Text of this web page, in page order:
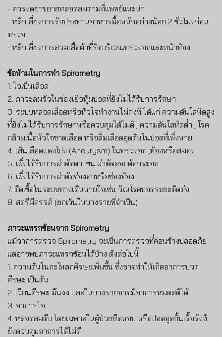
- ควรงดยาขยายหลอดลมตามที่แพทย์แนะนำ
- หลีกเลี่ยงการรับประทานอาหารมื้อหนักอย่างน้อย 2 ชั่วโมงก่อน
ตรวจ
- หลีกเลี่ยงการสวมเสื้อผ้าที่รัดบริเวณทรวงอกและหน้าท้อง
ข้อห้ามในการทำ Spirometry
1. ไอเป็นเลือด
2. ภาวะลมรั่วในช่องเยื่อหุ้มปอดที่ยังไม่ได้รับการรักษา
3. ระบบหลอดเลือดหรือหัวใจทำงานไม่คงที่ ได้แก่ ความดันโลหิตสูง
ที่ยังไม่ได้รับการรักษาหรือควบคุมได้ไม่ดี , ความดันโลหิตต่ำ , โรค
กล้ามเนื้อหัวใจขาดเลือด หรือลิ่มเลือดอุดตันในปอดที่เพิ่งหาย
4. เส้นเลือดแดงโปง (Aneurysm) ในทรวงอก ,ท้องหรือสมอง
5. เพิ่งได้รับการผ่าตัดตา เช่น ผ่าตัดลอกต้อกระจก
6. เพิ่งได้รับการผ่าตัดช่องอกหรือช่องท้อง
7. ติดเชื้อในระบบทางเดินหายใจเช่น วัณโรคปอดระยะติดต่อ
8. สตรีมีครรภ์ (ยกเว้นในบางรายที่จำเป็น)
ภาวะแทรกซ้อนจาก Spirometry
แม้ว่าการตรวจ Spirometry จะเป็นการตรวจที่ค่อนข้างปลอดภัย
แต่อาจพบภาวะแทรกซ้อนได้บ้าง ดังต่อไปนี้
1. ความดันในกะโหลกศีรษะเพิ่มขึ้น ซึ่งอาจทำให้เกิดอาการปวด
ศีรษะ เป็นต้น
2. เวียนศีรษะ มึนงง และในบางรายอาจมีอาการหมดสติได้
3. อาการไอ
4. หลอดลมตีบ โดยเฉพาะในผู้ป่วยหืดหอบ หรือปอดอุดกั้นเรื้อรังที่
ยังควบคุมอาการได้ไม่ดี